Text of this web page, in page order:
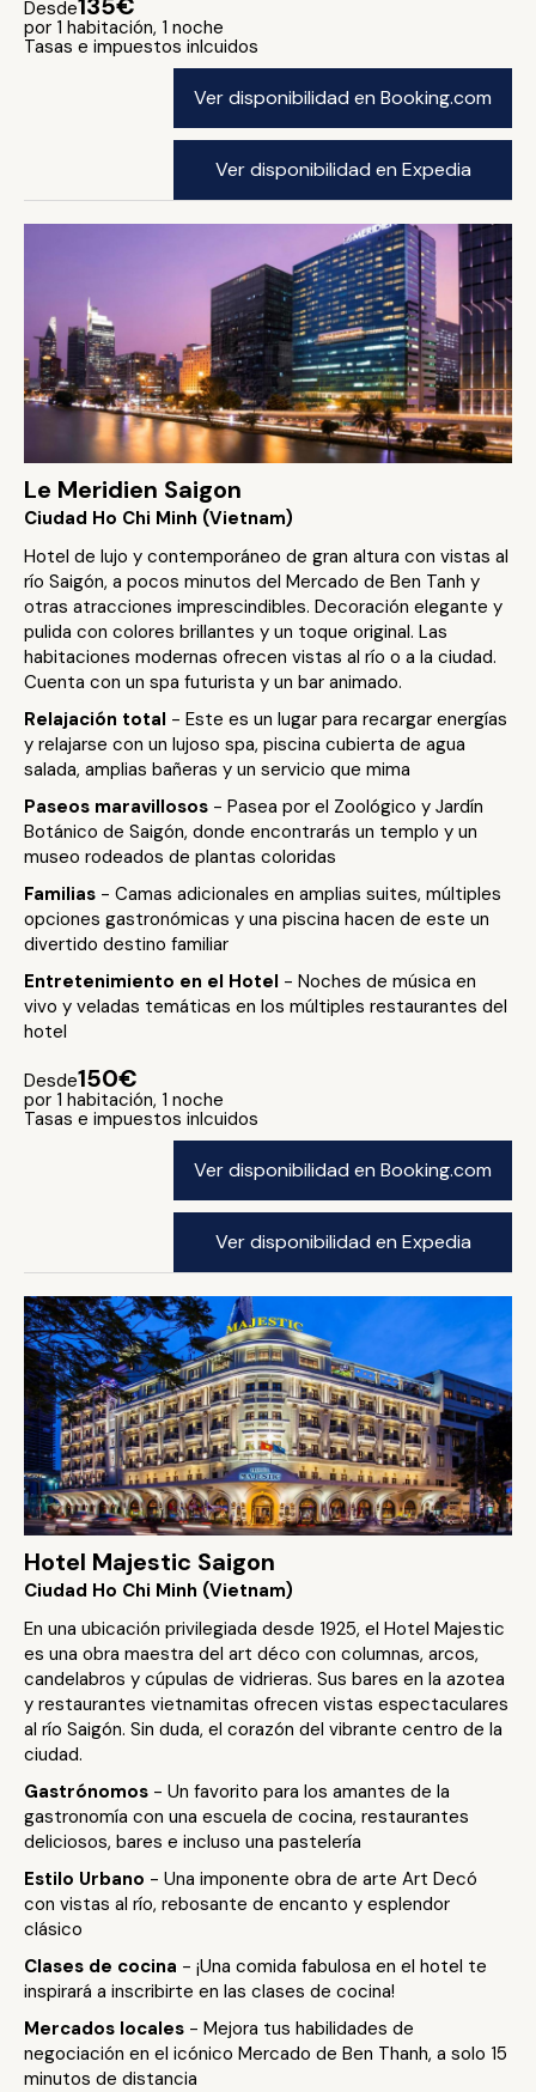
Desde
por 1 habitación, 1 noche
Tasas e impuestos inlcuidos
Ver disponibilidad en Booking.com
Ver disponibilidad en Expedia
Le Meridien Saigon
Ciudad Ho Chi Minh (Vietnam)
Hotel de lujo y contemporáneo de gran altura con vistas al
río Saigón, a pocos minutos del Mercado de Ben Tanh y
otras atracciones imprescindibles. Decoración elegante y
pulida con colores brillantes y un toque original. Las
habitaciones modernas ofrecen vistas al río o a la ciudad.
Cuenta con un spa futurista y un bar animado.
Relajación total - Este es un lugar para recargar energías
y relajarse con un lujoso spa, piscina cubierta de agua
salada, amplias bañeras y un servicio que mima
Paseos maravillosos - Pasea por el Zoológico y Jardín
Botánico de Saigón, donde encontrarás un templo y un
museo rodeados de plantas coloridas
Familias - Camas adicionales en amplias suites, múltiples
opciones gastronómicas y una piscina hacen de este un
divertido destino familiar
Entretenimiento en el Hotel - Noches de música en
vivo y veladas temáticas en los múltiples restaurantes del
hotel
Desde150€
por 1 habitación, 1 noche
Tasas e impuestos inlcuidos
Ver disponibilidad en Booking.com
Ver disponibilidad en Expedia
Hotel Majestic Saigon
Ciudad Ho Chi Minh (Vietnam)
En una ubicación privilegiada desde 1925, el Hotel Majestic
es una obra maestra del art déco con columnas, arcos,
candelabros y cúpulas de vidrieras. Sus bares en la azotea
y restaurantes vietnamitas ofrecen vistas espectaculares
al río Saigón. Sin duda, el corazón del vibrante centro de la
ciudad.
Gastrónomos - Un favorito para los amantes de la
gastronomía con una escuela de cocina, restaurantes
deliciosos, bares e incluso una pastelería
Estilo Urbano - Una imponente obra de arte Art Decó
con vistas al río, rebosante de encanto y esplendor
clásico
Clases de cocina - ¡Una comida fabulosa en el hotel te
inspirará a inscribirte en las clases de cocina!
Mercados locales - Mejora tus habilidades de
negociación en el icónico Mercado de Ben Thanh, a solo 15
minutos de distancia